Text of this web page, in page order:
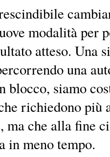
modalità per
atteso. Una
una
blocco, siamo
richiedono più
ma che alla fine
in meno tempo.